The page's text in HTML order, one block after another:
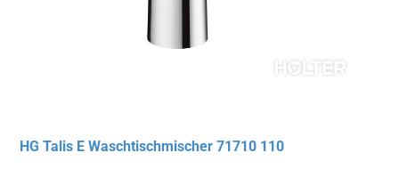
HG Talis E Waschtischmischer 71710 110